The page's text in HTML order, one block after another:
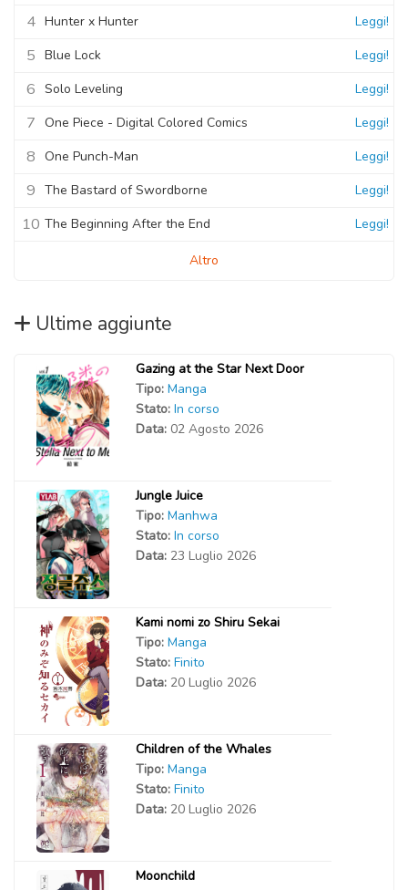
4 Hunter x Hunter Leggi!
5 Blue Lock Leggi!
6 Solo Leveling Leggi!
7 One Piece - Digital Colored Comics Leggi!
8 One Punch-Man Leggi!
9 The Bastard of Swordborne Leggi!
10 The Beginning After the End Leggi!
Altro
Ultime aggiunte
Gazing at the Star Next Door
Tipo: Manga
Stato: In corso
Data: 02 Agosto 2026
Jungle Juice
Tipo: Manhwa
Stato: In corso
Data: 23 Luglio 2026
Kami nomi zo Shiru Sekai
Tipo: Manga
Stato: Finito
Data: 20 Luglio 2026
Children of the Whales
Tipo: Manga
Stato: Finito
Data: 20 Luglio 2026
Moonchild